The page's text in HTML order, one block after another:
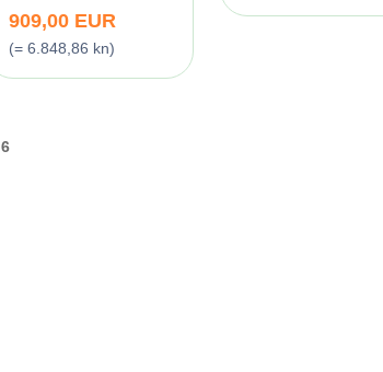
909,00 EUR
(= 6.848,86 kn)
6